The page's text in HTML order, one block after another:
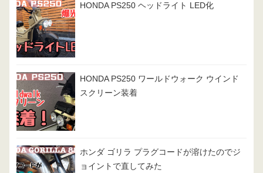
HONDA PS250 ヘッドライト LED化
HONDA PS250 ワールドウォーク ウインド
スクリーン装着
ホンダ ゴリラ プラグコードが溶けたのでジ
ョイントで直してみた